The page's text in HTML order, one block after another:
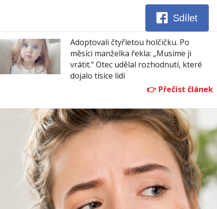
Sdílet
Adoptovali čtyřletou holčičku. Po
měsíci manželka řekla: „Musíme ji
vrátit.“ Otec udělal rozhodnutí, které
dojalo tisíce lidí